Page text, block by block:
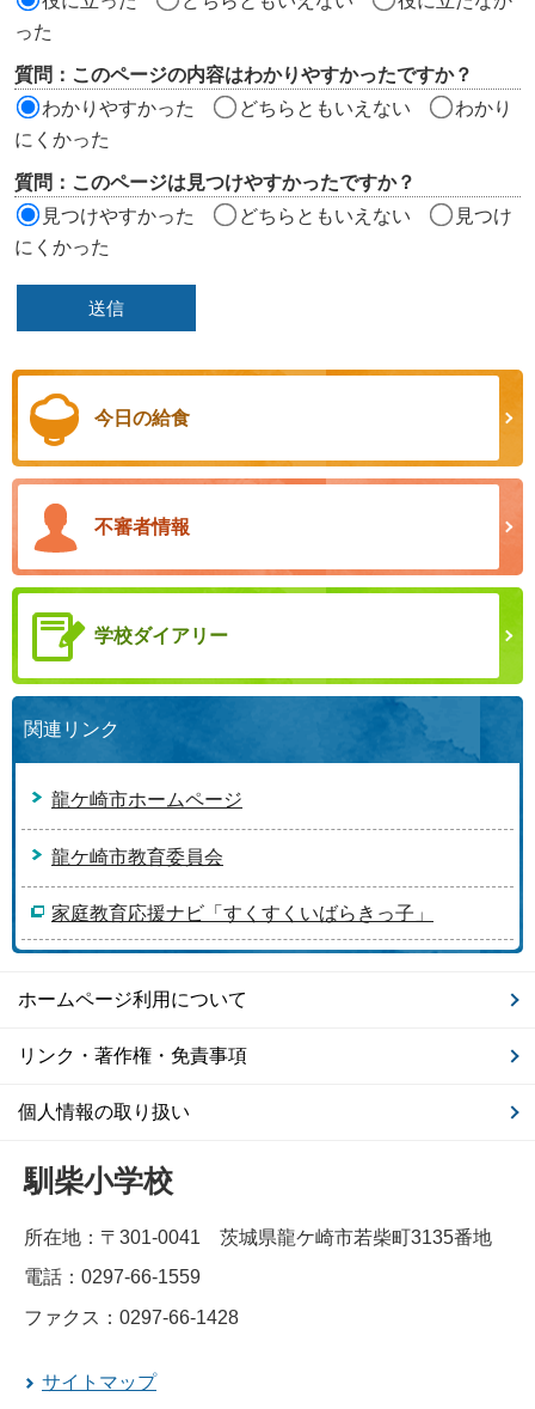
ア
った
質問：このページの内容はわかりやすかったですか？
わかりやすかった
どちらともいえない
わかり
にくかった
質問：このページは見つけやすかったですか？
見つけやすかった
どちらともいえない
見つけ
にくかった
今日の給食
不審者情報
学校ダイアリー
関連リンク
龍ケ崎市ホームページ
龍ケ崎市教育委員会
家庭教育応援ナビ「すくすくいばらきっ子」
ホームページ利用について
リンク・著作権・免責事項
個人情報の取り扱い
馴柴小学校
所在地：〒301-0041 茨城県龍ケ崎市若柴町3135番地
電話：0297-66-1559
ファクス：0297-66-1428
サイトマップ